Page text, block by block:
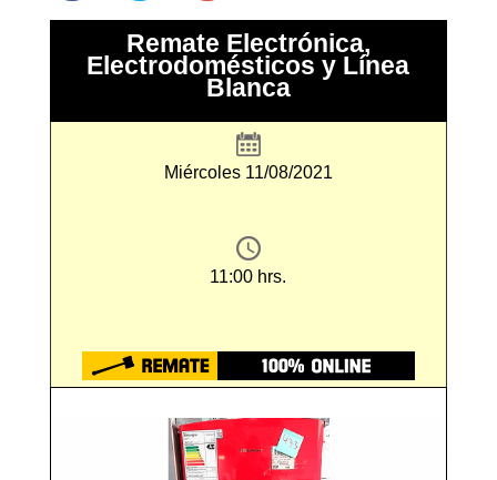
Remate Electrónica,
Electrodomésticos y Línea
Blanca
Miércoles 11/08/2021
11:00 hrs.